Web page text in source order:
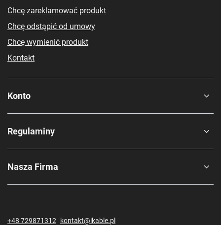
Chcę zareklamować produkt
Chcę odstąpić od umowy
Chcę wymienić produkt
Kontakt
Konto
Regulaminy
Nasza Firma
+48 729871312 kontakt@ikable.pl